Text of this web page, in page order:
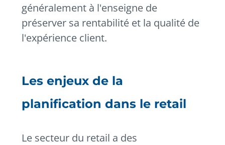
généralement à l'enseigne de
préserver sa rentabilité et la qualité de
l'expérience client.
Les enjeux de la
planification dans le retail
Le secteur du retail a des